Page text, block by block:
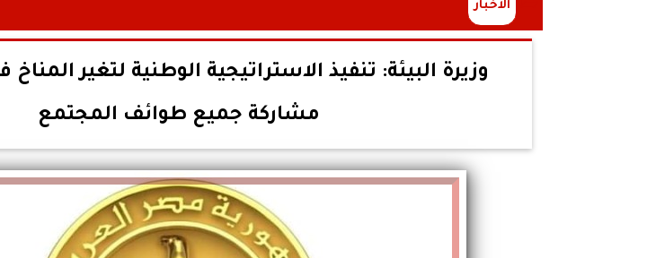
الأخبار
وزيرة البيئة: تنفيذ الاستراتيجية الوطنية لتغير
مشاركة جميع طوائف المجتمع